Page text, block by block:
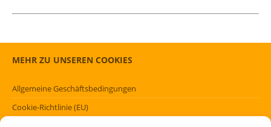
MEHR ZU UNSEREN COOKIES
Allgemeine Geschäftsbedingungen
Cookie-Richtlinie (EU)